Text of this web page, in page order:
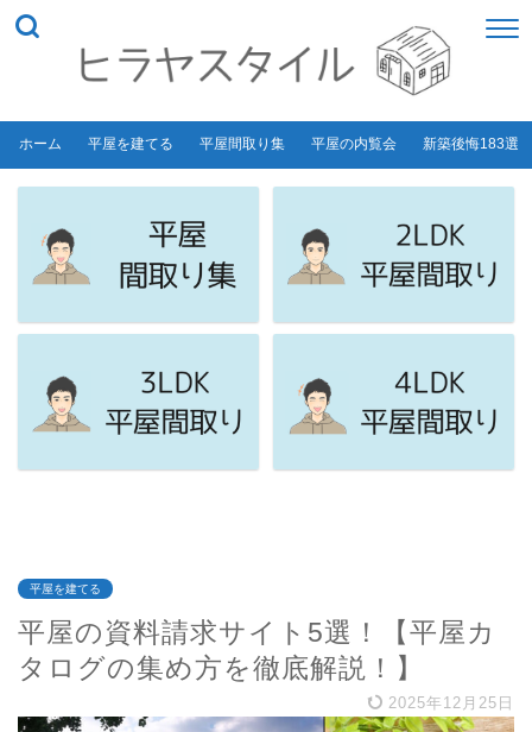
ホーム 平屋を建てる 平屋間取り集 平屋の内覧会 新築後悔183選
平屋を建てる
平屋の資料請求サイト5選！【平屋カ
タログの集め方を徹底解説！】
2025年12月25日